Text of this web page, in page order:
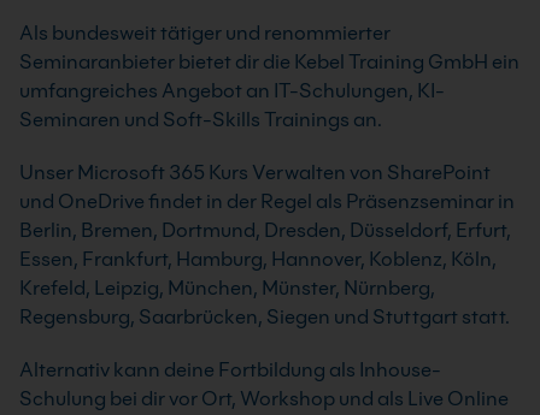
Als bundesweit tätiger und renommierter
Seminaranbieter bietet dir die Kebel Training GmbH ein
umfangreiches Angebot an IT-Schulungen, KI-
Seminaren und Soft-Skills Trainings an.
Unser Microsoft 365 Kurs Verwalten von SharePoint
und OneDrive findet in der Regel als Präsenzseminar in
Berlin, Bremen, Dortmund, Dresden, Düsseldorf, Erfurt,
Essen, Frankfurt, Hamburg, Hannover, Koblenz, Köln,
Krefeld, Leipzig, München, Münster, Nürnberg,
Regensburg, Saarbrücken, Siegen und Stuttgart statt.
Alternativ kann deine Fortbildung als Inhouse-
Schulung bei dir vor Ort, Workshop und als Live Online